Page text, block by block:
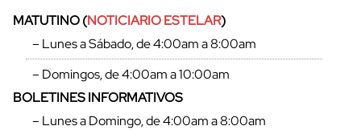
MATUTINO (NOTICIARIO ESTELAR)
– Lunes a Sábado, de 4:00am a 8:00am
– Domingos, de 4:00am a 10:00am
BOLETINES INFORMATIVOS
– Lunes a Domingo, de 4:00am a 8:00am